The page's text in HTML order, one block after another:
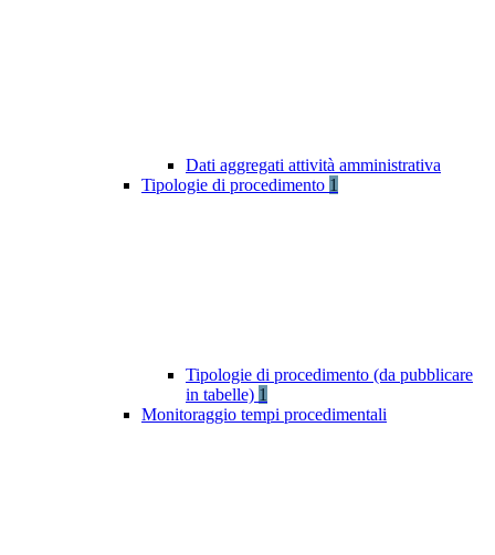
Dati aggregati attività amministrativa
Tipologie di procedimento 1
Tipologie di procedimento (da pubblicare
in tabelle) 1
Monitoraggio tempi procedimentali